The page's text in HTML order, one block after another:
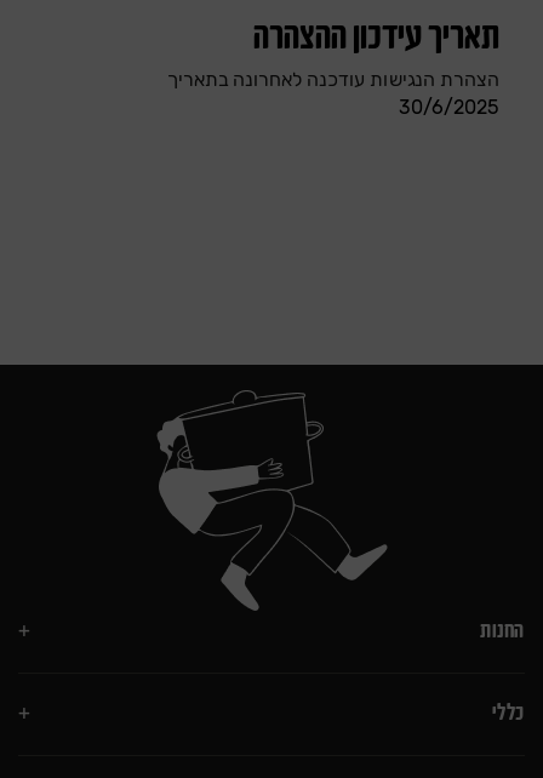
תאריך עידכון ההצהרה
הצהרת הנגישות עודכנה לאחרונה בתאריך
30/6/2025
החנות
כללי